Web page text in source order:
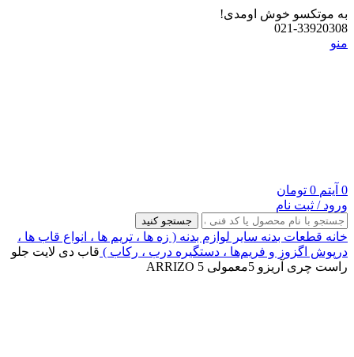
به موتکسو خوش اومدی!
021-33920308
منو
0 آیتم 0 تومان
ورود / ثبت نام
جستجو کنید
خانه قطعات بدنه سایر لوازم بدنه ( زه ها ، تریم ها ، انواع قاب ها ،
درپوش اگزوز و فریم‌ها ، دستگیره درب ، رکاب ) قاب دی لایت جلو
راست چری آریزو 5معمولی ARRIZO 5